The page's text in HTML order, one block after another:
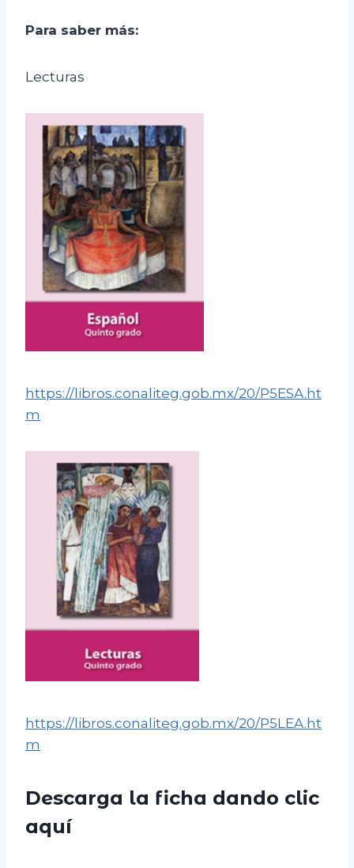
Para saber más:
Lecturas
https://libros.conaliteg.gob.mx/20/P5ESA.ht
m
https://libros.conaliteg.gob.mx/20/P5LEA.ht
m
Descarga la ficha dando clic
aquí